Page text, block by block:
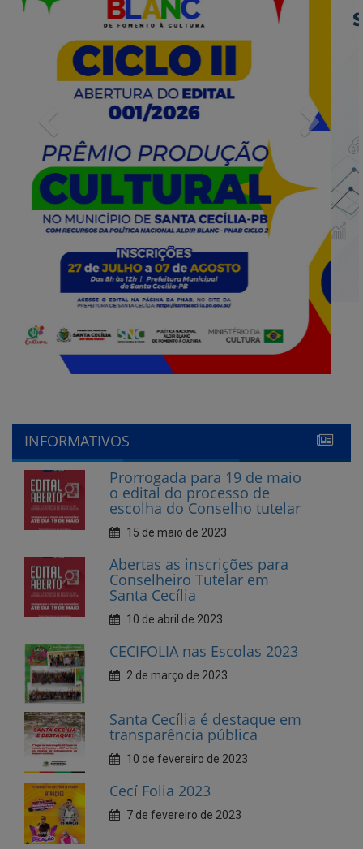
Previous
INFORMATIVOS
o edital do processo de
escolha do Conselho tutelar
15 de maio de 2023
Abertas as inscrições para
Conselheiro Tutelar em
Santa Cecília
CECIFOLIA nas Escolas 2023
2 de março de 2023
Santa Cecília é destaque em
transparência pública
Cecí Folia 2023
7 de fevereiro de 2023
Andamento da creche
fase Avançada